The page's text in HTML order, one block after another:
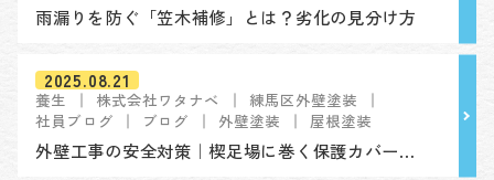
雨漏りを防ぐ「笠木補修」とは？劣化の見分け方
2025.08.21
養生 株式会社ワタナベ
練馬区外壁塗装
社員ブログ
ブログ 外壁塗装 屋根塗装
外壁工事の安全対策｜楔足場に巻く保護カバーの役割とは？